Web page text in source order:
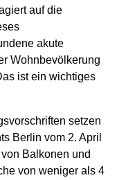
auf die
akute
Wohnbevölkerung
ist ein wichtiges
setzen
Berlin vom 2. April
Balkonen und
von weniger als 4